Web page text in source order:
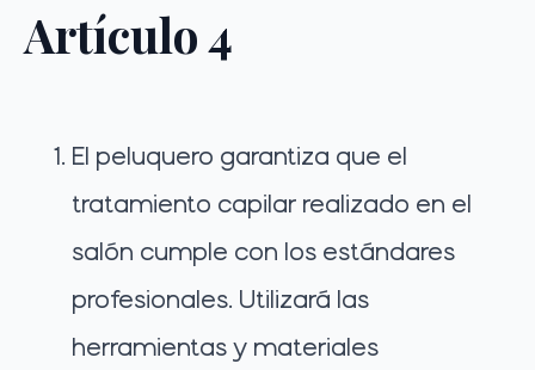
Artículo 4
El peluquero garantiza que el
tratamiento capilar realizado en el
salón cumple con los estándares
profesionales. Utilizará las
herramientas y materiales